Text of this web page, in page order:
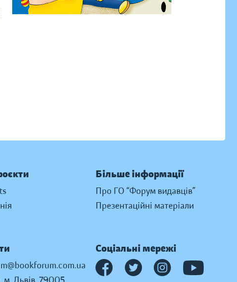
Більше інформації
Про ГО “Форум видавців”
Презентаційні матеріали
Соціальні мережі